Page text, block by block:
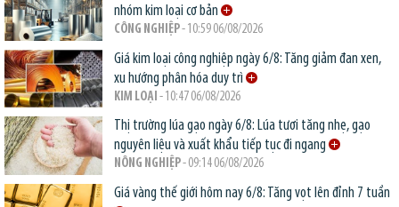
nhóm kim loại cơ bản
CÔNG NGHIỆP- 10:59 06/08/2026
Giá kim loại công nghiệp ngày 6/8: Tăng giảm đan xen,
xu hướng phân hóa duy trì
KIM LOẠI - 10:47 06/08/2026
Thị trường lúa gạo ngày 6/8: Lúa tươi tăng nhẹ, gạo
nguyên liệu và xuất khẩu tiếp tục đi ngang
NÔNG NGHIỆP- 09:14 06/08/2026
Giá vàng thế giới hôm nay 6/8: Tăng vọt lên đỉnh 7 tuần